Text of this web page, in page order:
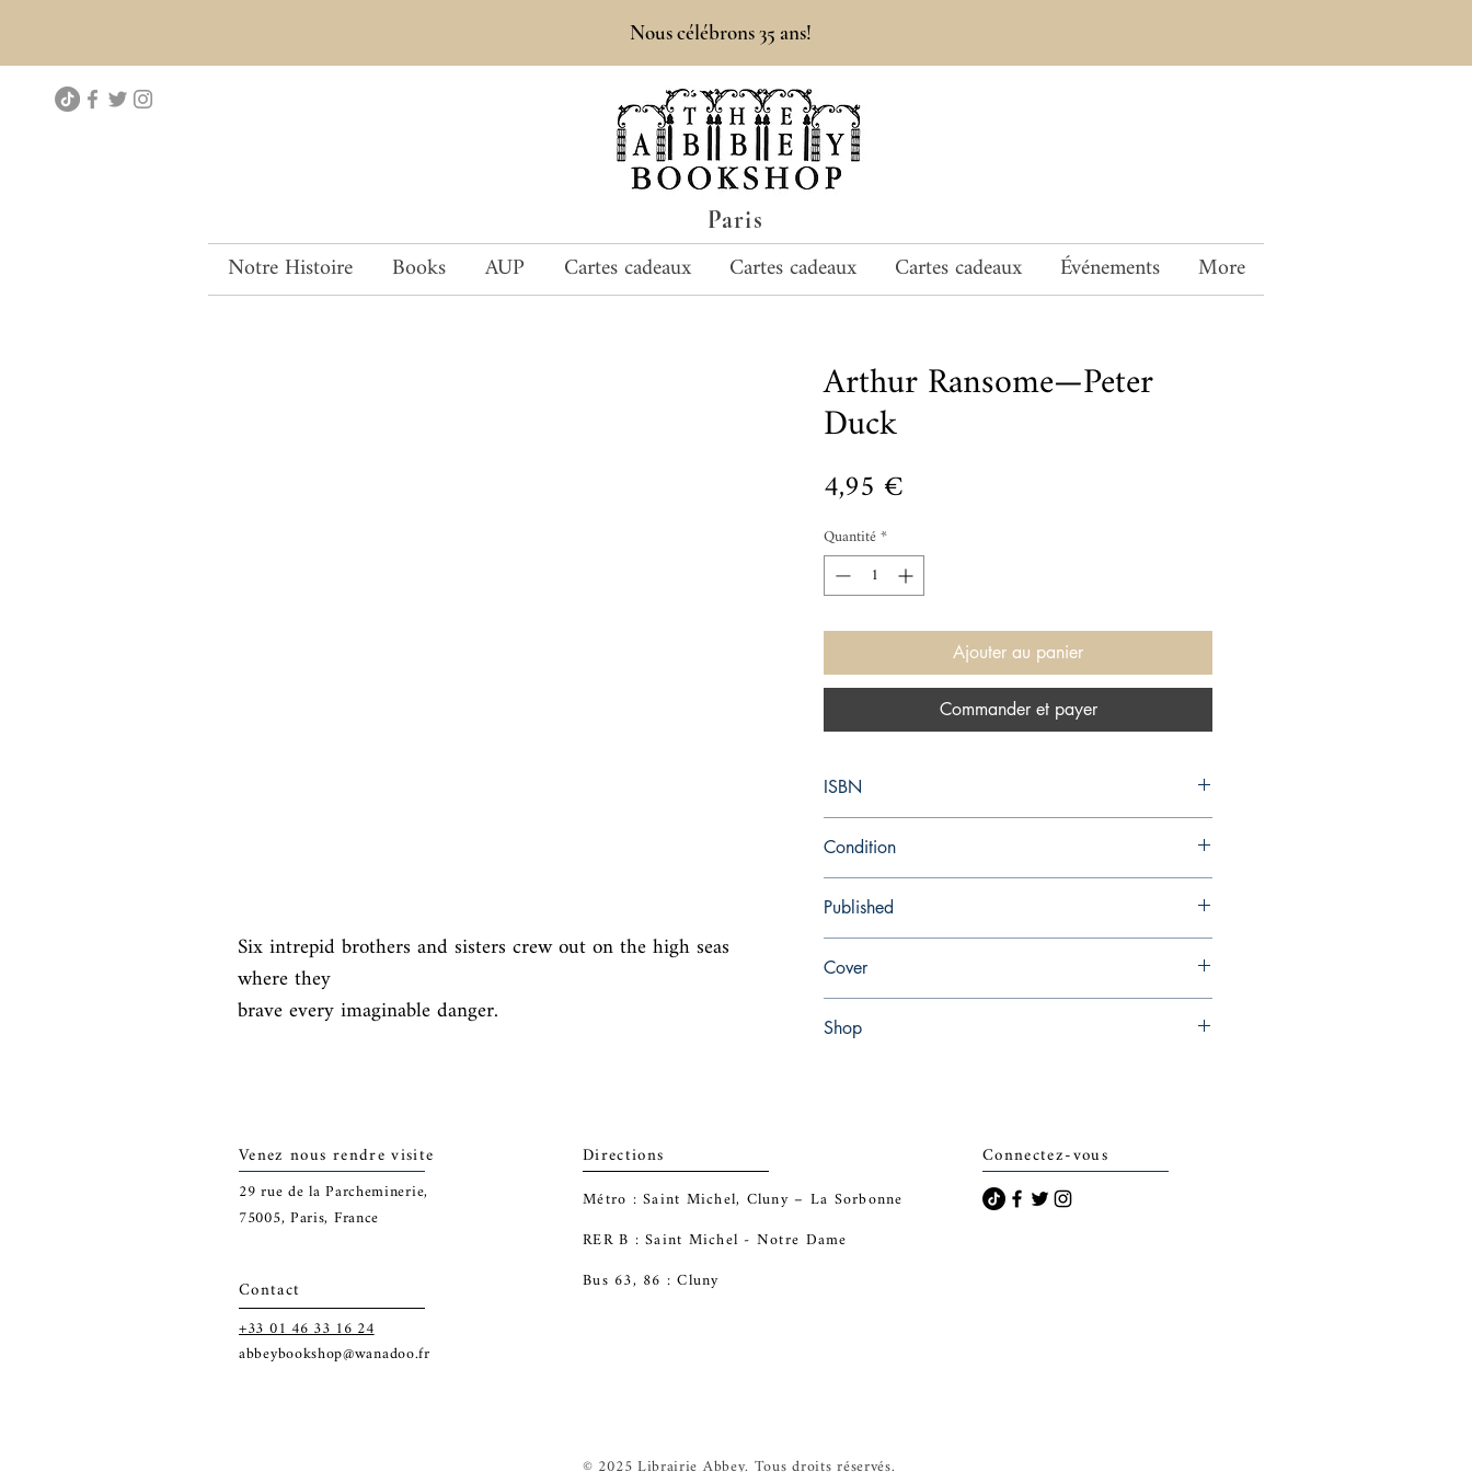
Paris
Nous célébrons 35 ans!
Notre Histoire Books AUP Cartes cadeaux Cartes cadeaux Cartes cadeaux Événements More
Six intrepid brothers and sisters crew out on the high seas
where they
brave every imaginable danger.
Arthur Ransome—Peter
Duck
4,95 €
Quantité*
Ajouter au panier
Commander et payer
ISBN
Condition
Published
Cover
Shop
Venez nous rendre visite
29rue de la Parcheminerie,
75005, Paris, France
Contact
+33 01 46 33 16 24
abbeybookshop@wanadoo.fr
Directions
Métro : Saint Michel, Cluny – La Sorbonne
RER B : Saint Michel - Notre Dame
Bus 63, 86 : Cluny
Connectez-vous